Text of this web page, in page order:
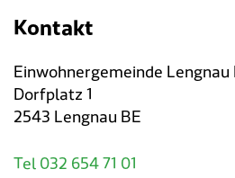
Kontakt
Einwohnergemeinde Lengnau
Dorfplatz 1
2543 Lengnau BE
Tel 032 654 71 01